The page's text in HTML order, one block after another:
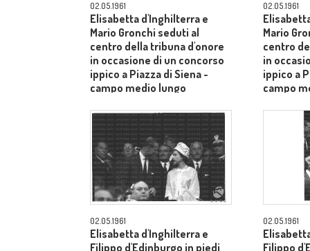
02.05.1961
Elisabetta d'Inghilterra e
Mario Gronchi seduti al
centro della tribuna d'onore
in occasione di un concorso
ippico a Piazza di Siena -
campo medio lungo
02.05.1961
Mario
centro
in
ippico a
campo
02.05.1961
Elisabetta d'Inghilterra e
Filippo d'Edinburgo in piedi
02.05.1961
Filippo